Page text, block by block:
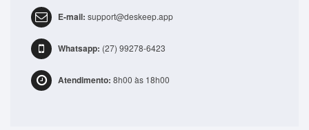
ADICIONAR
E-mail: support@deskeep.app
Whatsapp: (27) 99278-6423
Atendimento: 8h00 às 18h00